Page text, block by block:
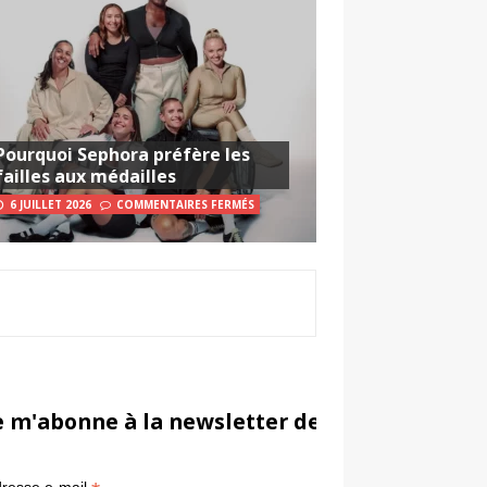
Sephora préfère les
aux médailles
6 JUILLET 2026 COMMENTAIRES FERMÉS
m'abonne à la newsletter de